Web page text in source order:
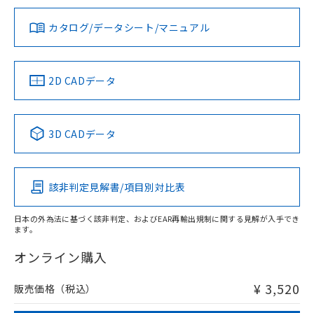
ダウンロードデータをご利用いただく前に、以下を必ずお読
みください。
ソフトウェアの使用条件
対応済み
中国 RoHS 注意事項・凡例
Pb Hg Cd Cr(VI)
O
在庫等で未対応品が混在する可能性があります。
問い合わせください。
カタログ/データシート/マニュアル
2D CADデータ
3D CADデータ
該非判定見解書/項目別対比表
日本の外為法に基づく該非判定、およびEAR再輸出規制に関する見解が入手でき
ます。
オンライン購入
販売価格（税込） ¥ 3,520